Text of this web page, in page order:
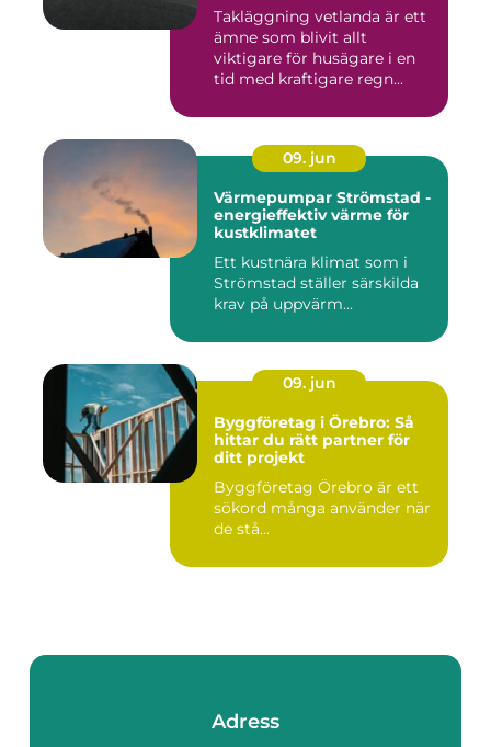
Takläggning vetlanda är ett
ämne som blivit allt
viktigare för husägare i en
tid med kraftigare regn...
09. jun
Värmepumpar Strömstad -
energieffektiv värme för
kustklimatet
Ett kustnära klimat som i
Strömstad ställer särskilda
krav på uppvärm...
09. jun
Byggföretag i Örebro: Så
hittar du rätt partner för
ditt projekt
Byggföretag Örebro är ett
sökord många använder när
de stå...
Adress